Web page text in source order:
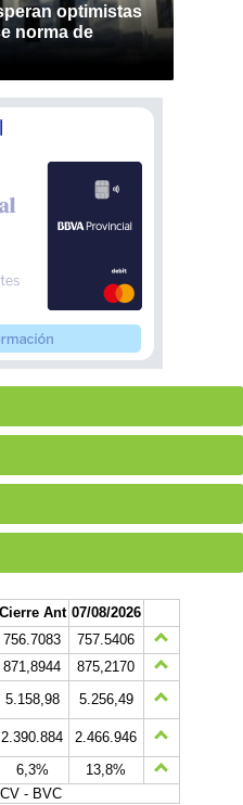
optimistas
norma de
Cierre Ant 07/08/2026
756.7083
757.5406
871,8944
875,2170
5.158,98
5.256,49
2.390.884
2.466.946
6,3%
13,8%
- BVC